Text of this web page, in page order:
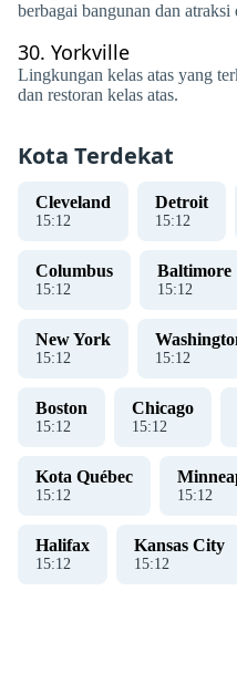
berbagai bangunan dan
30. Yorkville
Lingkungan kelas atas yang
dan restoran kelas atas.
Kota Terdekat
Cleveland
15:13
Detroit
15:13
Columbus
15:13
Baltimore
15:13
New York
15:13 15:13
Boston
15:13
Chicago
15:13
Kota Québec
15:13 15:13
Halifax
15:13
Kansas City
15:13